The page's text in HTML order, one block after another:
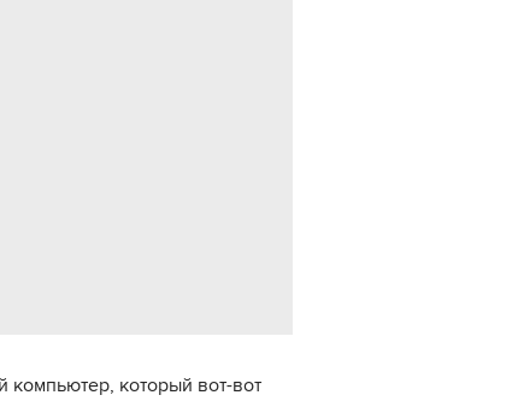
который вот-вот